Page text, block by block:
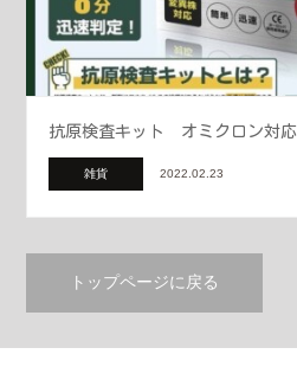
抗原検査キット オミクロン対応
雑貨 2022.02.23
トップページに戻る